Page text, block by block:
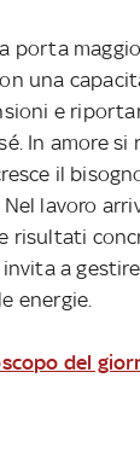
porta
una
e
In amore si
il
lavoro
risultati
a
energie.
del